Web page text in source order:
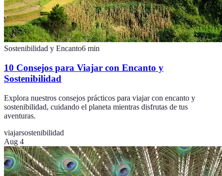
Sostenibilidad y Encanto6 min
10 Consejos para Viajar con Encanto y
Sostenibilidad
Explora nuestros consejos prácticos para viajar con encanto y
sostenibilidad, cuidando el planeta mientras disfrutas de tus
aventuras.
viajarsostenibilidad
Aug 4